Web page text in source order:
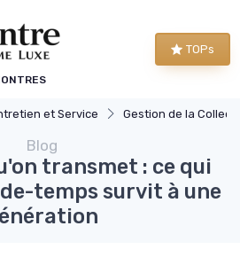
TOPs
et Service Gestion de la Collection de
Blog
transmet : ce qui
temps survit à une